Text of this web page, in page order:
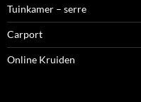
Tuinkamer – serre
Carport
Online Kruiden